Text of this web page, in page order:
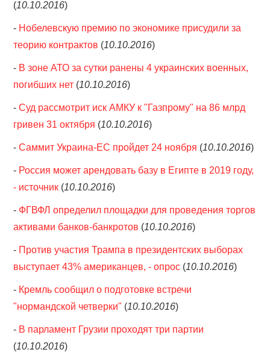
(10.10.2016)
- Нобелевскую премию по экономике присудили за
теорию контрактов (10.10.2016)
- В зоне АТО за сутки ранены 4 украинских военных,
погибших нет (10.10.2016)
-Суд рассмотрит иск АМКУ к "Газпрому" на 86 млрд
гривен 31 октября (10.10.2016)
-Саммит Украина-ЕС пройдет 24 ноября (10.10.2016)
- Россия может арендовать базу в Египте​ в 2019 году,
- источник (10.10.2016)
- ФГВФЛ определил площадки для проведения торгов
активами банков-банкротов (10.10.2016)
- Против участия Трампа в президентских выборах
выступает 43% американцев, - опрос (10.10.2016)
- Кремль сообщил о подготовке встречи
"нормандской четверки" (10.10.2016)
- В парламент Грузии проходят три партии
(10.10.2016)